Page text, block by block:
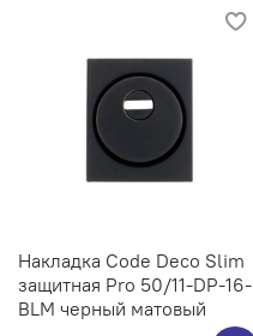
Накладка Code Deco Slim
защитная Pro 50/11-DP-16-
BLM черный матовый